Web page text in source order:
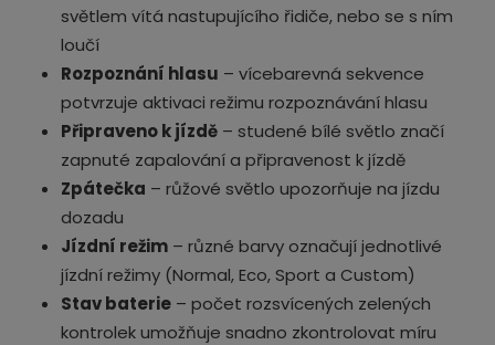
světlem vítá nastupujícího řidiče, nebo se s ním
loučí
Rozpoznání hlasu – vícebarevná sekvence
potvrzuje aktivaci režimu rozpoznávání hlasu
Připraveno k jízdě – studené bílé světlo značí
zapnuté zapalování a připravenost k jízdě
Zpátečka – růžové světlo upozorňuje na jízdu
dozadu
Jízdní režim – různé barvy označují jednotlivé
jízdní režimy (Normal, Eco, Sport a Custom)
Stav baterie – počet rozsvícených zelených
kontrolek umožňuje snadno zkontrolovat míru